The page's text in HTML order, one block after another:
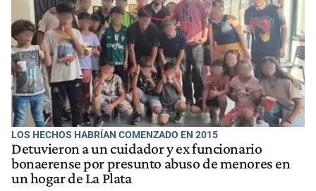
LOS HECHOS HABRÍAN COMENZADO EN 2015
Detuvieron a un cuidador y ex funcionario
bonaerense por presunto abuso de menores en
un hogar de La Plata